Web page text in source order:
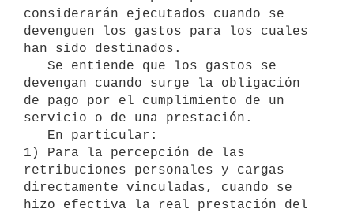
considerarán ejecutados cuando se
devenguen los gastos para los cuales
han sido destinados.
devengan cuando surge la obligación
de pago por el cumplimiento de un
servicio o de una prestación.
1) Para la percepción de las
retribuciones personales y cargas
directamente vinculadas, cuando se
hizo efectiva la real prestación del